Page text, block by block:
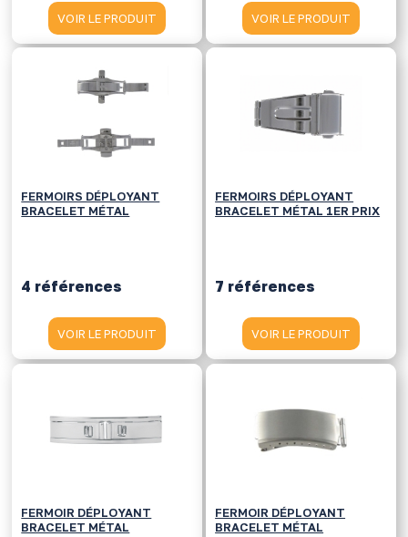
VOIR LE PRODUIT VOIR LE PRODUIT
FERMOIRS DÉPLOYANT
BRACELET MÉTAL
4 références
VOIR LE PRODUIT
FERMOIRS DÉPLOYANT
BRACELET MÉTAL 1ER PRIX
7 références
VOIR LE PRODUIT
FERMOIR DÉPLOYANT
BRACELET MÉTAL
FERMOIR DÉPLOYANT
BRACELET MÉTAL